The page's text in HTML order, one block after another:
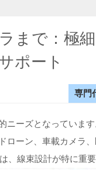
まで：極
ポート
専門
ーズとなっていま
ーン、車載カメラ
、線束設計が特に重要